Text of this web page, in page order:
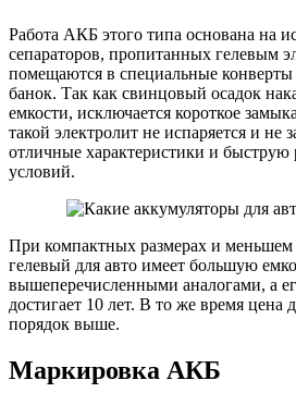
Работа АКБ этого типа основана на
сепараторов, пропитанных гелевым
помещаются в специальные конверты
банок. Так как свинцовый осадок
емкости, исключается короткое
такой электролит не испаряется и не
отличные характеристики и быструю
условий.
При компактных размерах и меньшем
гелевый для авто имеет большую
вышеперечисленными аналогами, а
достигает 10 лет. В то же время цена
порядок выше.
Маркировка АКБ